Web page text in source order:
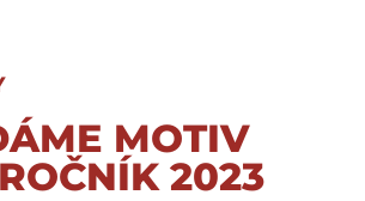
MOTIV
2023